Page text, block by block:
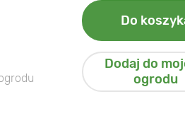
Do
Dodaj do
ogrodu